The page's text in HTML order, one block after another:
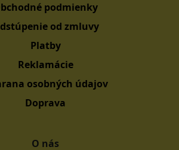
podmienky
od zmluvy
Platby
Reklamácie
osobných údajov
Doprava
O nás